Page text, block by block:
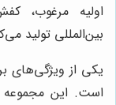
اولیه مرغوب،
بین‌المللی تولید
یکی از ویژگی‌های
است. این مجموعه